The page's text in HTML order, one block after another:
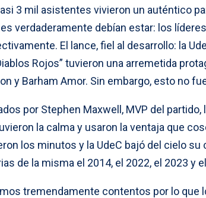
3 mil asistentes vivieron un auténtico
verdaderamente debían estar: los
El lance, fiel al desarrollo: la
Rojos” tuvieron una arremetida
y Barham Amor. Sin embargo, esto no
por Stephen Maxwell, MVP del
la calma y usaron la ventaja que
los minutos y la UdeC bajó del cielo
de la misma el 2014, el 2022, el 2023 y
tremendamente contentos por lo que